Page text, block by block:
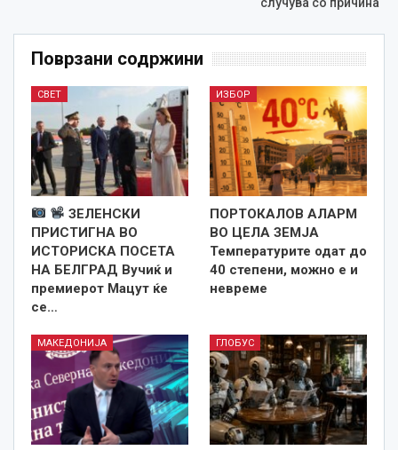
Поврзани содржини
СВЕТ
ЗЕЛЕНСКИ
ПРИСТИГНА ВО
ИСТОРИСКА ПОСЕТА
НА БЕЛГРАД Вучиќ и
премиерот Мацут ќе
се…
ИЗБОР
ПОРТОКАЛОВ АЛАРМ
ВО ЦЕЛА ЗЕМЈА
Температурите одат до
40 степени, можно е и
невреме
МАКЕДОНИЈА ГЛОБУС